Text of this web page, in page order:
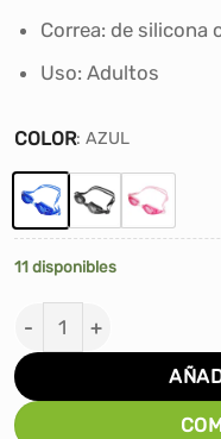
Correa: de silicona
Uso: Adultos
COLOR: AZUL
11 disponibles
LENTE DE NATACIÓN